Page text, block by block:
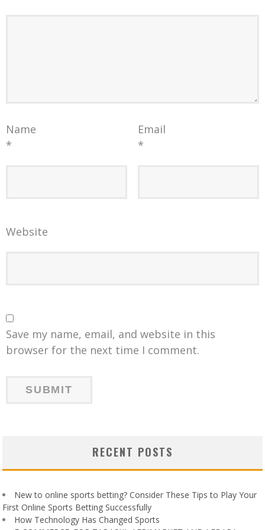
Name
*
Email
*
Website
Save my name, email, and website in this
browser for the next time I comment.
RECENT POSTS
New to online sports betting? Consider These Tips to Play Your
First Online Sports Betting Successfully
How Technology Has Changed Sports